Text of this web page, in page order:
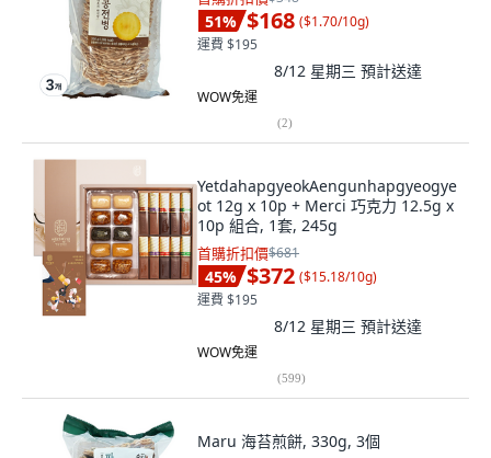
51% $168 ($1.70/10g)
運費 $195
8/12 星期三 預計送達
WOW免運
(2)
YetdahapgyeokAengunhapgyeogye
ot 12g x 10p + Merci 巧克力 12.5g x
10p 組合, 1套, 245g
首購折扣價$681
45% $372 ($15.18/10g)
運費 $195
8/12 星期三 預計送達
WOW免運
(599)
Maru 海苔煎餅, 330g, 3個